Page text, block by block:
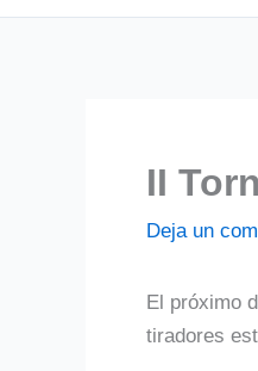
II
Deja un
El próximo
tiradores